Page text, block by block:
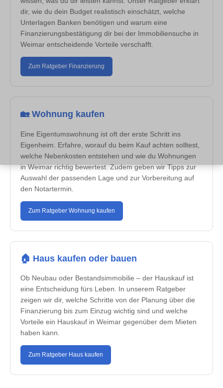
dir, wie du dein Budget realistisch einschätzt, welche
Unterlagen Banken benötigen und warum eine
Finanzierungsbestätigung dir bei der Immobiliensuche in
Weimar entscheidende Vorteile verschafft.
Zum Ratgeber Finanzierung
🏡 Wohnung kaufen
Eine Eigentumswohnung ist oft der erste Schritt ins
Eigenheim. Erfahre, worauf du beim Kauf achten solltest,
welche Nebenkosten entstehen und wie du Wohnungen
in Weimar richtig bewertest. Zudem geben wir Tipps zur
Auswahl der passenden Lage und zur Vorbereitung auf
den Notartermin.
Zum Ratgeber Wohnung kaufen
🏠 Haus kaufen oder bauen
Ob Neubau oder Bestandsimmobilie – der Hauskauf ist
eine Entscheidung fürs Leben. In unserem Ratgeber
zeigen wir dir, welche Schritte von der Planung über die
Finanzierung bis zum Einzug wichtig sind und welche
Vorteile ein Hauskauf in Weimar gegenüber dem Mieten
haben kann.
Zum Ratgeber Haus kaufen